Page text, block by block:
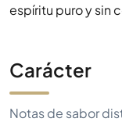
espíritu puro y sin
Carácter
Notas de sabor